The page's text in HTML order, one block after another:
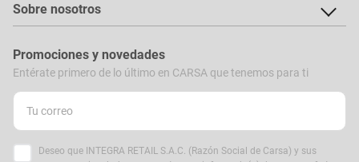
Sobre nosotros
Promociones y novedades
Entérate primero de lo último en CARSA que tenemos para ti
Deseo que INTEGRA RETAIL S.A.C. (Razón Social de Carsa) y sus